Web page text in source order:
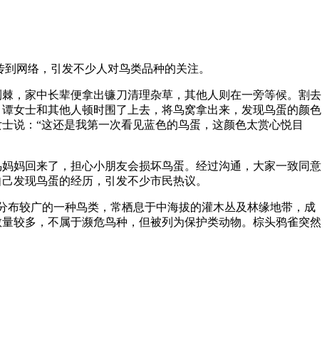
网络，引发不少人对鸟类品种的关注。
，家中长辈便拿出镰刀清理杂草，其他人则在一旁等候。割去
女士和其他人顿时围了上去，将鸟窝拿出来，发现鸟蛋的颜色
说：“这还是我第一次看见蓝色的鸟蛋，这颜色太赏心悦目
妈回来了，担心小朋友会损坏鸟蛋。经过沟通，大家一致同意
发现鸟蛋的经历，引发不少市民热议。
较广的一种鸟类，常栖息于中海拔的灌木丛及林缘地带，成
较多，不属于濒危鸟种，但被列为保护类动物。棕头鸦雀突然